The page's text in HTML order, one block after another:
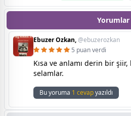
Yorumlar
Ebuzer Ozkan,@ebuzerozkan
5 puan verdi
Kısa ve anlamı derin bir şiir,
selamlar.
Bu yoruma 1 cevapyazıldı